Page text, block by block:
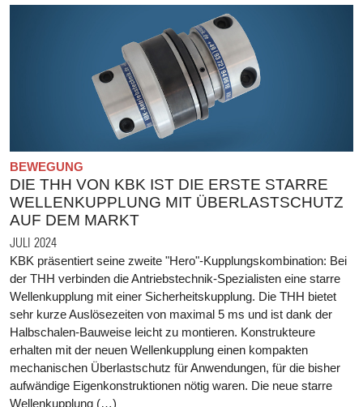
BEWEGUNG
DIE THH VON KBK IST DIE ERSTE STARRE
WELLENKUPPLUNG MIT ÜBERLASTSCHUTZ
AUF DEM MARKT
JULI 2024
KBK präsentiert seine zweite "Hero"-Kupplungskombination: Bei
der THH verbinden die Antriebstechnik-Spezialisten eine starre
Wellenkupplung mit einer Sicherheitskupplung. Die THH bietet
sehr kurze Auslösezeiten von maximal 5 ms und ist dank der
Halbschalen-Bauweise leicht zu montieren. Konstrukteure
erhalten mit der neuen Wellenkupplung einen kompakten
mechanischen Überlastschutz für Anwendungen, für die bisher
aufwändige Eigenkonstruktionen nötig waren. Die neue starre
Wellenkupplung (…)